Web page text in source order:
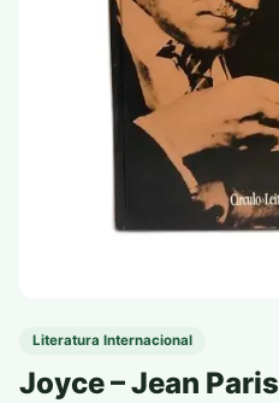
Literatura Internacional
Joyce – Jean Paris